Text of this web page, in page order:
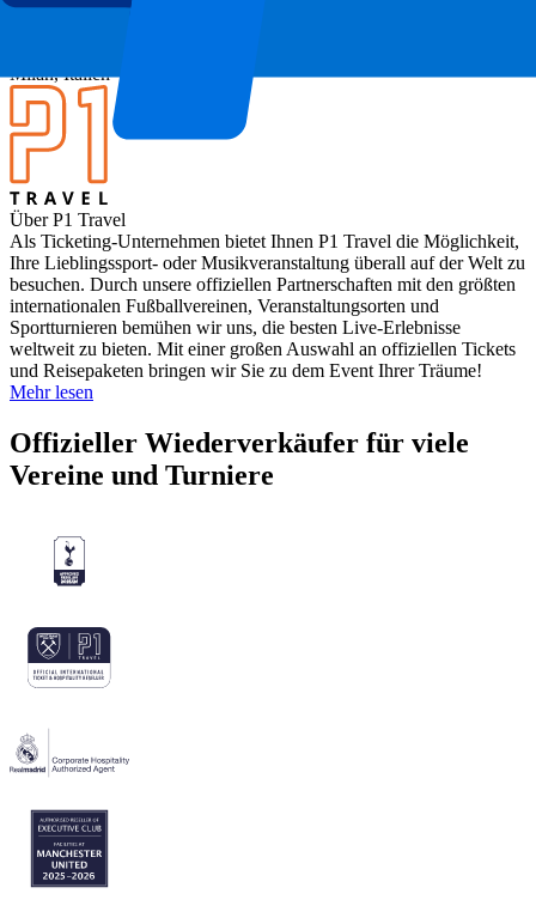
Stadion
Milan, Italien
Über P1 Travel
Als Ticketing-Unternehmen bietet Ihnen P1 Travel die Möglichkeit,
Ihre Lieblingssport- oder Musikveranstaltung überall auf der Welt zu
besuchen. Durch unsere offiziellen Partnerschaften mit den größten
internationalen Fußballvereinen, Veranstaltungsorten und
Sportturnieren bemühen wir uns, die besten Live-Erlebnisse
weltweit zu bieten. Mit einer großen Auswahl an offiziellen Tickets
und Reisepaketen bringen wir Sie zu dem Event Ihrer Träume!
Mehr lesen
Offizieller Wiederverkäufer für viele
Vereine und Turniere